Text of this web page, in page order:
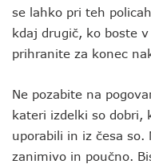
se lahko pri teh
kdaj drugič, ko boste
prihranite za konec
Ne pozabite na
kateri izdelki so dobri,
uporabili in iz česa so.
zanimivo in poučno.